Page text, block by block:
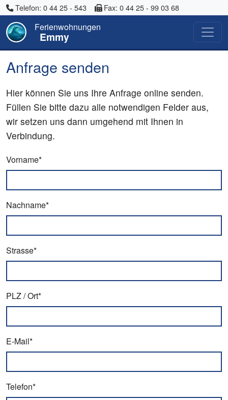
Telefon: 0 44 25 - 543 Fax: 0 44 25 - 99 03 68
Ferienwohnungen
Emmy
Anfrage senden
Hier können Sie uns Ihre Anfrage online senden.
Füllen Sie bitte dazu alle notwendigen Felder aus,
wir setzen uns dann umgehend mit Ihnen in
Verbindung.
Vorname*
Nachname*
Strasse*
PLZ / Ort*
E-Mail*
Telefon*